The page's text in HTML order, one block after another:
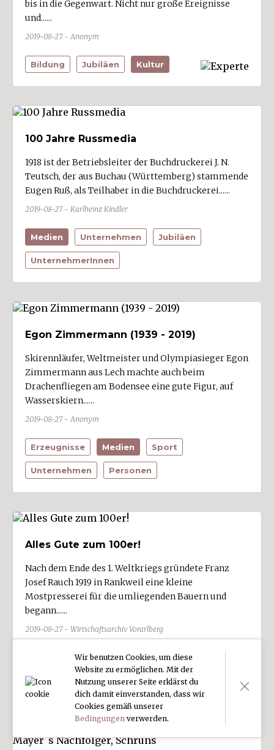
bis in die Gegenwart. Nicht nur große Ereignisse
und......
2019-08-27 - Anonym
Bildung Jubiläen Kultur
100 Jahre Russmedia
1918 ist der Betriebsleiter der Buchdruckerei J. N.
Teutsch, der aus Buchau (Württemberg) stammende
Eugen Ruß, als Teilhaber in die Buchdruckerei......
2019-08-27 - Karlheinz Kindler
Medien Unternehmen Jubiläen
UnternehmerInnen
Egon Zimmermann (1939 - 2019)
Skirennläufer, Weltmeister und Olympiasieger Egon
Zimmermann aus Lech machte auch beim
Drachenfliegen am Bodensee eine gute Figur, auf
Wasserskiern......
2019-08-27 - Anonym
Erzeugnisse Medien Sport
Unternehmen Personen
Alles Gute zum 100er!
Nach dem Ende des 1. Weltkriegs gründete Franz
Josef Rauch 1919 in Rankweil eine kleine
Mostpresserei für die umliegenden Bauern und
begann......
2019-08-27 - Wirtschaftsarchiv Vorarlberg
Ernährung Unternehmen Jubiläen
Grafik
Wir benutzen Cookies, um diese
Website zu ermöglichen. Mit der
Nutzung unserer Seite erklärst du
dich damit einverstanden, dass wir
Cookies gemäß unserer
Bedingungenverwerden.